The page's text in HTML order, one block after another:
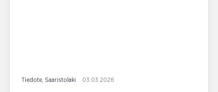
Tiedote, Saaristolaki 03.03.2026